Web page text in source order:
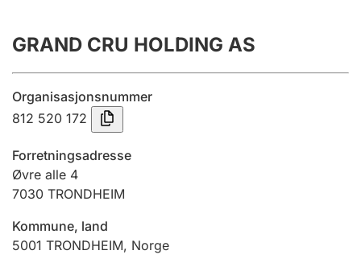
Årsregnskap
Innsending og forsinkelsesgebyr
Tinglysing
Jeger
GRAND CRU HOLDING AS
Organisasjonsnummer
812 520 172
Forretningsadresse
Øvre alle 4
7030 TRONDHEIM
Kommune, land
5001 TRONDHEIM, Norge